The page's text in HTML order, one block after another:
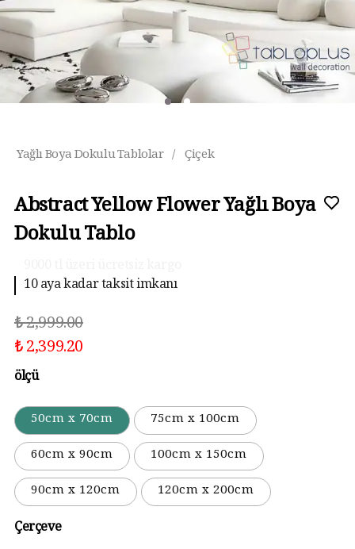
Yağlı Boya Dokulu Tablolar / Çiçek
Abstract Yellow Flower Yağlı Boya
Dokulu Tablo
10 aya kadar taksit imkanı
₺ 2,999.00
₺ 2,399.20
ölçü
50cm x 70cm
75cm x 100cm
60cm x 90cm
100cm x 150cm
90cm x 120cm
120cm x 200cm
Çerçeve